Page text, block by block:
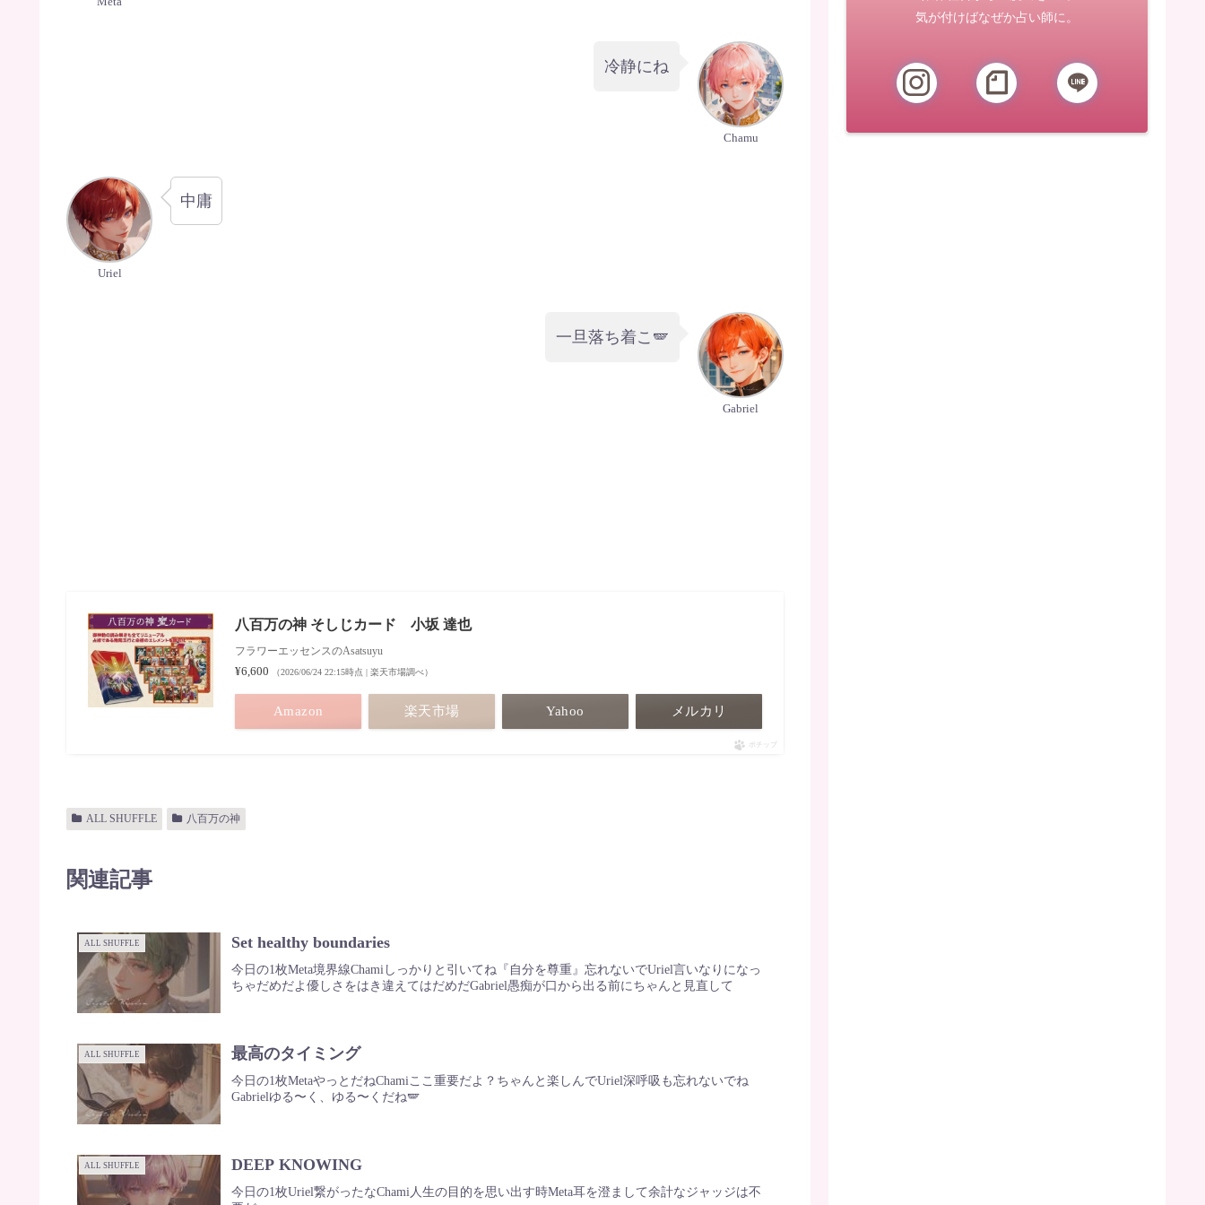
Chamu
冷静にね
Uriel
中庸
Gabriel
一旦落ち着こ🪽
八百万の神 そしじカード 小坂 達也
フラワーエッセンスのAsatsuyu
¥6,600 （2026/06/24 22:15時点 | 楽天市場調べ）
Amazon 楽天市場 Yahoo メルカリ
ポチップ
ALL SHUFFLE 八百万の神
関連記事
ALL SHUFFLE Set healthy boundaries
今日の1枚Meta境界線Chamiしっかりと引いてね『自分を尊重』忘れないでUriel言いなりになっ
ちゃだめだよ優しさをはき違えてはだめだGabriel愚痴が口から出る前にちゃんと見直して
ALL SHUFFLE 最高のタイミング
今日の1枚MetaやっとだねChamiここ重要だよ？ちゃんと楽しんでUriel深呼吸も忘れないでね
Gabrielゆる〜く、ゆる〜くだね🪽
ALL SHUFFLE DEEP KNOWING
今日の1枚Uriel繋がったなChami人生の目的を思い出す時Meta耳を澄まして余計なジャッジは不
気が付けばなぜか占い師に。